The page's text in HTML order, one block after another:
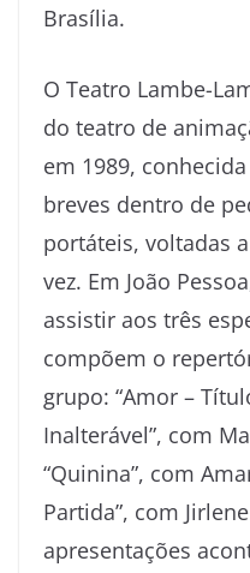
Brasília.
O Teatro Lambe-
do teatro de
em 1989,
breves dentro de
portáteis, voltadas
vez. Em João
assistir aos três
compõem o
grupo: “Amor –
Inalterável”, com
“Quinina”, com
Partida”, com
apresentações